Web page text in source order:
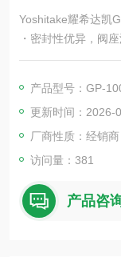
Yoshitake耀希达凯
・密封性优异，阀座
产品型号：GP-
更新时间：2026-
厂商性质：经销商
访问量：381
产品咨